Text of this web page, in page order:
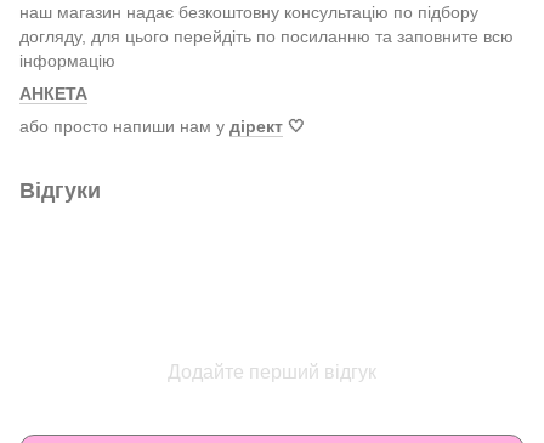
наш магазин надає безкоштовну консультацію по підбору
догляду, для цього перейдіть по посиланню та заповните всю
інформацію
АНКЕТА
або просто напиши нам у дірект 🤍
Відгуки
Додайте перший відгук